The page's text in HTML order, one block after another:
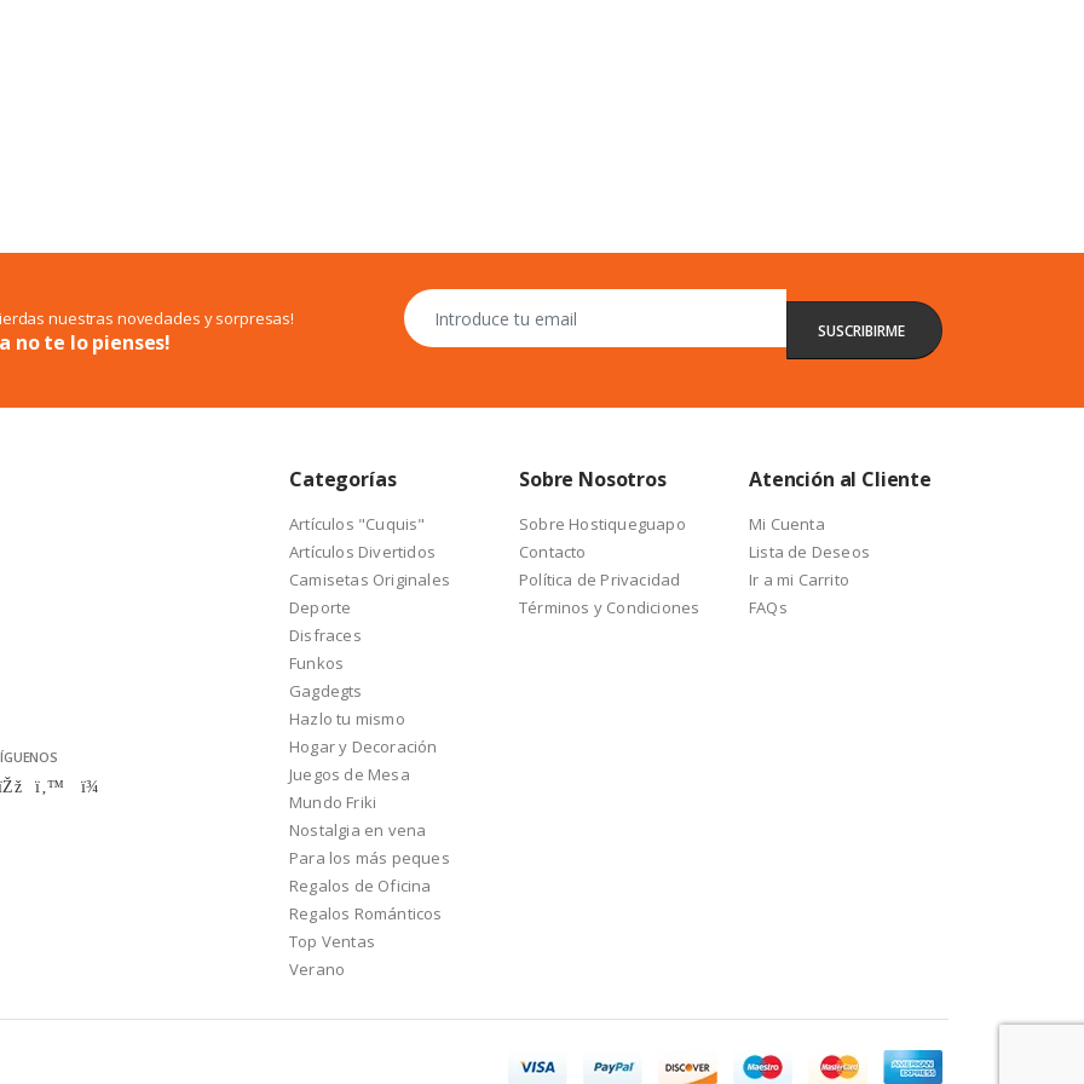
nuestras novedades y sorpresas!
no te lo pienses!
Categorías
Artículos "Cuquis"
Artículos Divertidos
Camisetas Originales
Deporte
Disfraces
Funkos
Gagdegts
Hazlo tu mismo
Hogar y Decoración
Juegos de Mesa
Mundo Friki
Nostalgia en vena
Para los más peques
Regalos de Oficina
Regalos Románticos
Top Ventas
Verano
Sobre Nosotros
Sobre Hostiqueguapo
Contacto
Política de Privacidad
Términos y Condiciones
Atención al Cliente
Mi Cuenta
Lista de Deseos
Ir a mi Carrito
FAQs